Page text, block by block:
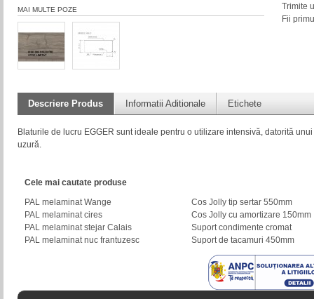
Trimite
Fii
MAI MULTE POZE
Descriere Produs Informatii Aditionale Etichete
Blaturile de lucru EGGER sunt ideale pentru o utilizare intensivă, datorită
uzură.
Cele mai cautate produse
PAL melaminat Wange
Cos Jolly tip sertar 550mm
PAL melaminat cires
Cos Jolly cu amortizare 150mm
PAL melaminat stejar Calais
Suport condimente cromat
PAL melaminat nuc frantuzesc
Suport de tacamuri 450mm